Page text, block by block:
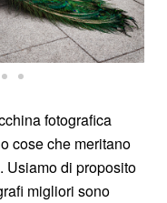
fotografica
cose che meritano
Usiamo di proposito
migliori sono